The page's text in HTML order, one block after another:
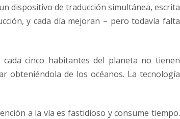
dispositivo de traducción simultánea, escrita
y cada día mejoran – pero todavía falta
cada cinco habitantes del planeta no tienen
obteniéndola de los océanos. La tecnología
a la vía es fastidioso y consume tiempo.